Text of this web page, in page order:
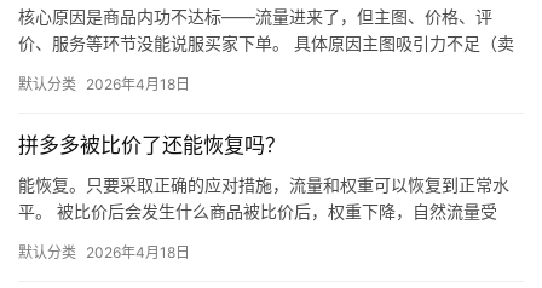
核心原因是商品内功不达标——流量进来了，但主图、价格、评
价、服务等环节没能说服买家下单。 具体原因主图吸引力不足（卖
评少、…
默认分类 2026年4月18日
拼多多被比价了还能恢复吗？
能恢复。只要采取正确的应对措施，流量和权重可以恢复到正常水
平。 被比价后会发生什么商品被比价后，权重下降，自然流量受
网价格…
默认分类 2026年4月18日